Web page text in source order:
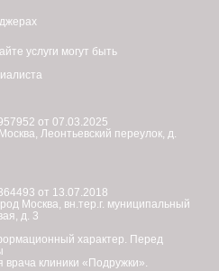
услуги могут быть
от 07.03.2025
Леонтьевский переулок, д.
от 13.07.2018
Москва, вн.тер.г. муниципальный
д. 3
характер. Перед
врача клиники «Подружки».